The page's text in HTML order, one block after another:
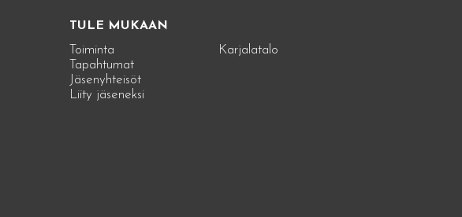
TULE MUKAAN
Toiminta
Tapahtumat
Jäsenyhteisöt
Liity jäseneksi
Karjalatalo